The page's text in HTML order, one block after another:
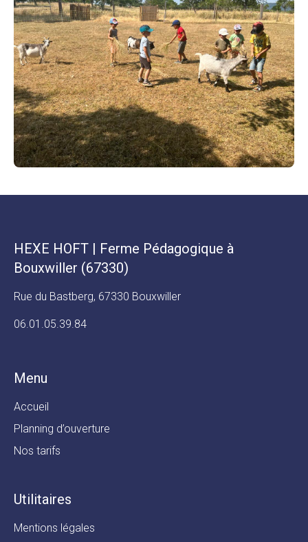
HEXE HOFT | Ferme Pédagogique à
Bouxwiller (67330)
Rue du Bastberg, 67330 Bouxwiller
06.01.05.39.84
Menu
Accueil
Planning d’ouverture
Nos tarifs
Utilitaires
Mentions légales